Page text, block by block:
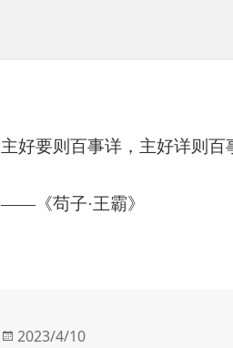
主好要则百事详，主好详则百
——《苟子·王霸》
发
2023/4/10